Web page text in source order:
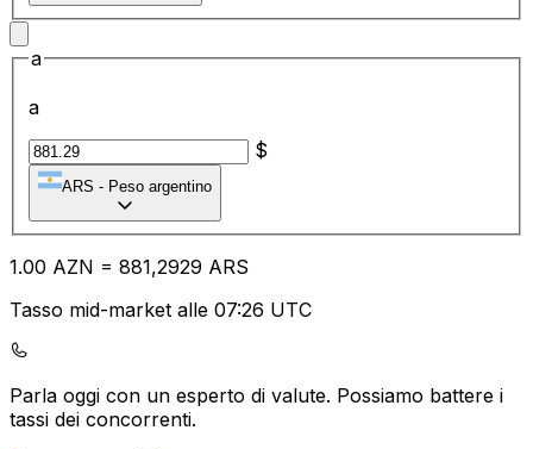
a
a
$
ARS - Peso argentino
1.00 AZN = 881,2929 ARS
Tasso mid-market alle 07:26 UTC
Parla oggi con un esperto di valute. Possiamo battere i
tassi dei concorrenti.